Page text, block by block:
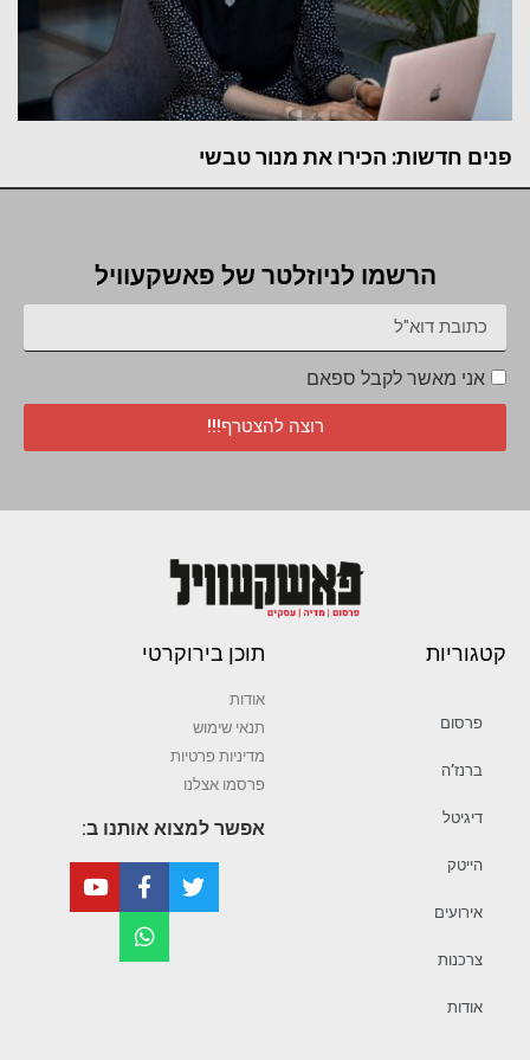
פנים חדשות: הכירו את מנור טבשי
הרשמו לניוזלטר של פאשקעוויל
אני מאשר לקבל ספאם
רוצה להצטרף!!!
קטגוריות
פרסום
ברנז’ה
דיגיטל
הייטק
אירועים
צרכנות
אודות
תוכן בירוקרטי
אודות
תנאי שימוש
מדיניות פרטיות
פרסמו אצלנו
אפשר למצוא אותנו ב: